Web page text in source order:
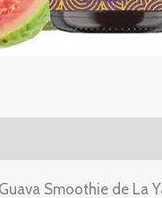
Smoothie de La